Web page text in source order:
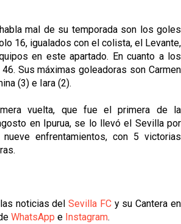
mal de su temporada son los goles
16, igualados con el colista, el Levante,
en este apartado. En cuanto a los
Sus máximas goleadoras son Carmen
(3) e Iara (2).
vuelta, que fue el primera de la
en Ipurua, se lo llevó el Sevilla por
enfrentamientos, con 5 victorias
noticias delSevilla FCy su Cantera en
WhatsApp e Instagram.